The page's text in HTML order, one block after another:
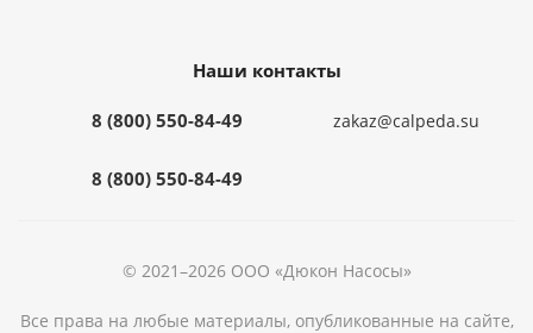
Наши контакты
8 (800) 550-84-49
8 (800) 550-84-49
zakaz@calpeda.su
© 2021–2026 ООО «Дюкон Насосы»
Все права на любые материалы, опубликованные на сайте,